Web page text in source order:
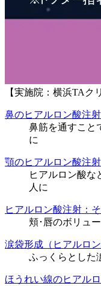
【実施院：横浜TAク
鼻のヒアルロン酸注射
鼻筋を通すこと
に
顎のヒアルロン酸注射
ヒアルロン酸な
人に
ヒアルロン酸注射：
頬･唇のボリュ
涙袋形成（ヒアルロン
ふっくらとした
ほうれい線のヒアル